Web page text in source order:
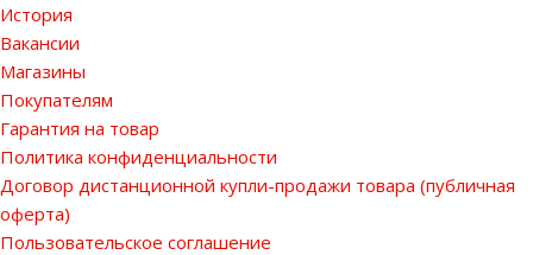
История
Вакансии
Магазины
Покупателям
Гарантия на товар
Политика конфиденциальности
Договор дистанционной купли-продажи товара (публичная
оферта)
Пользовательское соглашение